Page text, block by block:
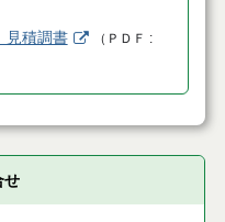
積調書 （ ＰＤＦ
せ